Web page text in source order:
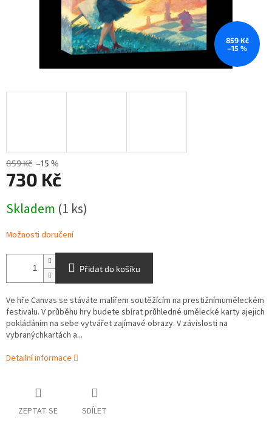
859 Kč
–15 %
859 Kč –15 %
730 Kč
cena:
Skladem (1 ks)
Možnosti doručení
Přidat do košíku
Ve hře Canvas se stáváte malířem soutěžícím na prestižnímuměleckém
festivalu. V průběhu hry budete sbírat průhledné umělecké karty ajejich
pokládáním na sebe vytvářet zajímavé obrazy. V závislosti na
vybranýchkartách a...
Detailní informace
ZEPTAT SE SDÍLET